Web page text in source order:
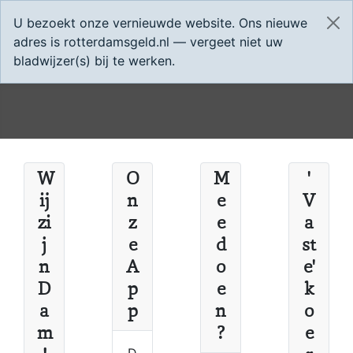
U bezoekt onze vernieuwde website. Ons nieuwe
adres is rotterdamsgeld.nl — vergeet niet uw
bladwijzer(s) bij te werken.
W
ij
zi
j
n
D
a
m
O
n
z
e
A
p
p
M
e
e
d
o
e
n
?
'
V
a
st
e'
k
o
e